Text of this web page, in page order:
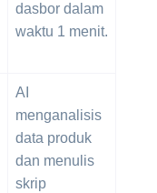
dasbor dalam
waktu 1 menit.
AI
menganalisis
data produk
dan menulis
skrip